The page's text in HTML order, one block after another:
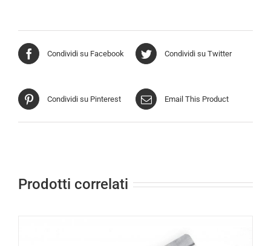
Condividi su Facebook Condividi su Twitter
Condividi su Pinterest Email This Product
Prodotti correlati